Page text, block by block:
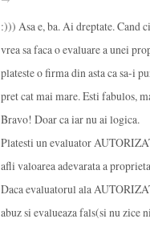
:))) Asa e, ba. Ai dreptate. Cand
vrea sa faca o evaluare a unei
plateste o firma din asta ca sa-i
pret cat mai mare. Esti fabulos,
Bravo! Doar ca iar nu ai logica.
Platesti un evaluator
afli valoarea adevarata a
Daca evaluatorul ala
abuz si evalueaza fals(si nu zice